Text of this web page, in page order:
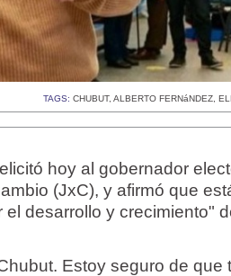
TAGS:CHUBUT,ALBERTO FERNáNDEZ ,
hoy al gobernador
(JxC), y afirmó que
desarrollo y crecimiento"
Estoy seguro de que